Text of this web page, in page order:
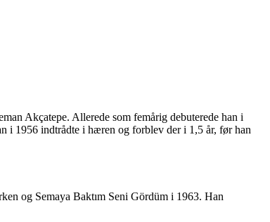
Akçatepe. Allerede som femårig debuterede han i
i 1956 indtrådte i hæren og forblev der i 1,5 år, før han
og Semaya Baktım Seni Gördüm i 1963. Han